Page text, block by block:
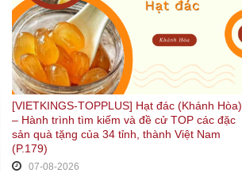
[VIETKINGS-TOPPLUS] Hạt đác (Khánh Hòa)
– Hành trình tìm kiếm và đề cử TOP các đặc
sản quà tặng của 34 tỉnh, thành Việt Nam
(P.179)
07-08-2026